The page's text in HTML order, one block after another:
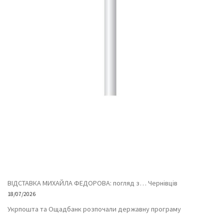
ВІДСТАВКА МИХАЙЛА ФЕДОРОВА: погляд з… Чернівців
18/07/2026
Укрпошта та Ощадбанк розпочали державну програму